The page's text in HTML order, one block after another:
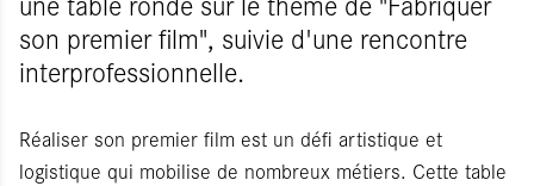
son premier film", suivie d'une rencontre
interprofessionnelle.
Réaliser son premier film est un défi artistique et
logistique qui mobilise de nombreux métiers. Cette table